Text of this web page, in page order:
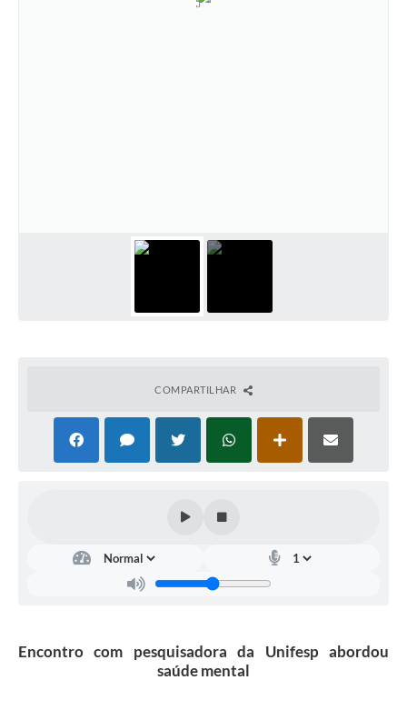
Associação dos Servidores Públicos Municipais de
Vinhedo
Arquivos para Download
Contas Públicas
COMPARTILHAR
Encontro com pesquisadora da Unifesp abordou
saúde mental